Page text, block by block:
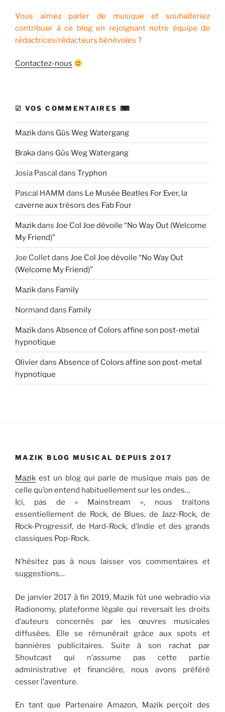
Vous aimez parler de musique et souhaiteriez
contribuer à ce blog en rejoignant notre équipe de
rédactrices/rédacteurs bénévoles ?
Contactez-nous
☑ VOS COMMENTAIRES ⌨
Mazikdans Güs Weg Watergang
Brakadans Güs Weg Watergang
Josia Pascal dans Tryphon
Pascal HAMM dans Le Musée Beatles For Ever, la
caverne aux trésors des Fab Four
Mazikdans Joe Col Joe dévoile “No Way Out (Welcome
My Friend)”
Joe Colletdans Joe Col Joe dévoile “No Way Out
(Welcome My Friend)”
Mazikdans Family
Normand dans Family
Mazikdans Absence of Colors affine son post-metal
hypnotique
Olivierdans Absence of Colors affine son post-metal
hypnotique
MAZIK BLOG MUSICAL DEPUIS 2017
Mazik est un blog qui parle de musique mais pas de
celle qu’on entend habituellement sur les ondes…
Ici, pas de « Mainstream », nous traitons
essentiellement de Rock, de Blues, de Jazz-Rock, de
Rock-Progressif, de Hard-Rock, d’Indie et des grands
classiques Pop-Rock.
N’hésitez pas à nous laisser vos commentaires et
suggestions…
De janvier 2017 à fin 2019, Mazik fût une webradio via
Radionomy, plateforme légale qui reversait les droits
d’auteurs concernés par les œuvres musicales
diffusées. Elle se rémunérait grâce aux spots et
bannières publicitaires. Suite à son rachat par
Shoutcast qui n’assume pas cette partie
administrative et financière, nous avons préféré
cesser l’aventure.
En tant que Partenaire Amazon, Mazik perçoit des